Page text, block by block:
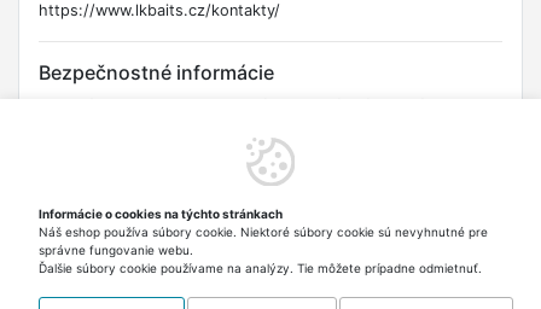
https://www.lkbaits.cz/kontakty/
Bezpečnostné informácie
ohňa. Nezapálujte po dobu dlhšiu ako 5 sekúnd. Pred ďalším
zapálením počkajte 10 sekúnd. Pri plnení držte zapaľovač
priestoroch. Pri kontakte s pokožkou alebo očami okamžite
opláchnite veľkým množstvom vody. V prípade požitia
vyhľadajte lekársku pomoc. Nie je určené pre deti.
Informácie o cookies na týchto stránkach
Náš eshop používa súbory cookie. Niektoré súbory cookie sú nevyhnutné pre
správne fungovanie webu.
Ďalšie súbory cookie používame na analýzy. Tie môžete prípadne odmietnuť.